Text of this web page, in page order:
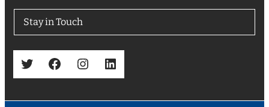
Stay in Touch
Twitter Facebook Instagram LinkedIn